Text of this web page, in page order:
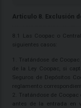
Artículo 8. Exclusión
8.1 Las Coopac o
siguientes casos:
1. Tratándose de
de la Ley Coopac, si
Seguros de Depósitos
reglamento
2. Tratándose de
antes de la entrada en